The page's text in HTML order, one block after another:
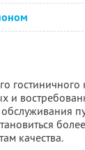
и
качества.